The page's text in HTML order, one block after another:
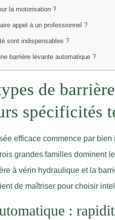
la motorisation ?
appel à un professionnel ?
sont indispensables ?
barrière levante automatique ?
de
spécificités
efficace commence par
grandes familles dominent
à vérin hydraulique et la
de maîtriser pour choisir
: